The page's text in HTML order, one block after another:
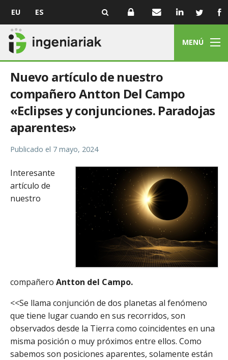
EU ES
MENÚ
Nuevo artículo de nuestro
compañero Antton Del Campo
«Eclipses y conjunciones. Paradojas
aparentes»
Publicado el 7 mayo, 2024
Interesante
artículo de
nuestro
compañero Antton del Campo.
<<Se llama conjunción de dos planetas al fenómeno
que tiene lugar cuando en sus recorridos, son
observados desde la Tierra como coincidentes en una
misma posición o muy próximos entre ellos. Como
sabemos son posiciones aparentes, solamente están